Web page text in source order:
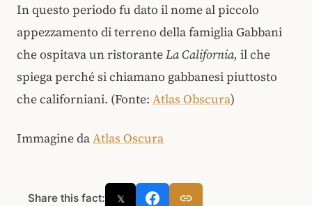
In questo periodo fu dato il nome al piccolo
appezzamento di terreno della famiglia Gabbani
che ospitava un ristoranteLa California, il che
spiega perché si chiamano gabbanesi piuttosto
che californiani. (Fonte: Atlas Obscura)
Immagine daAtlas Oscura
Share this fact: 𝕏